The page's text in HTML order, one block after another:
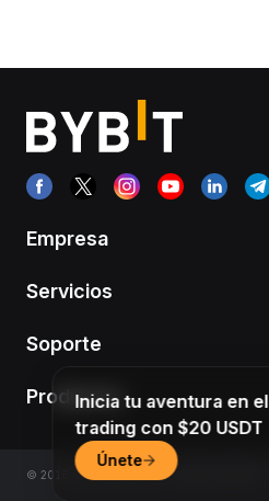
Empresa
Servicios
Soporte
Productos
© 2018-2026 Bybit.com. All rights reserved.
Inicia tu aventura en el
trading con $20 USDT
Únete